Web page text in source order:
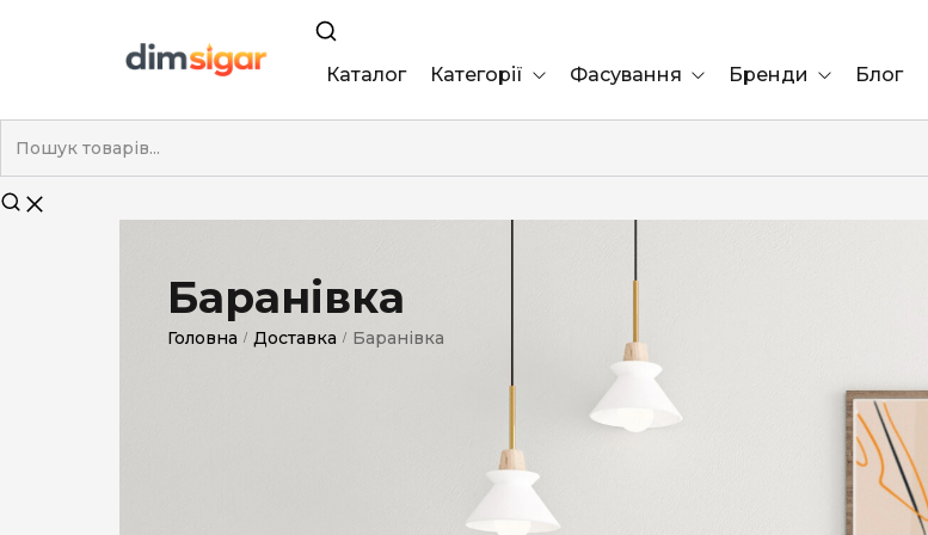
Каталог Категорії
Nano
Без фільтра
Смакові (капсула)
Фасування Бренди Блог
Баранівка
Головна / Доставка / Баранівка